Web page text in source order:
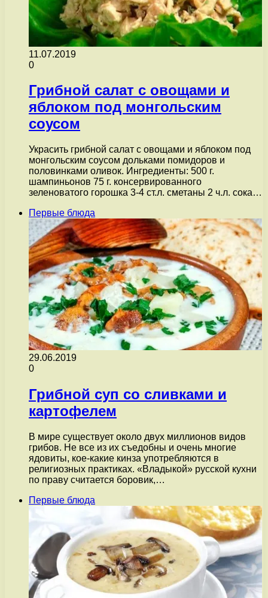
11.07.2019
0
Грибной салат с овощами и
яблоком под монгольским
соусом
Украсить грибной салат с овощами и яблоком под
монгольским соусом дольками помидоров и
половинками оливок. Ингредиенты: 500 г.
шампиньонов 75 г. консервированного
зеленоватого горошка 3-4 ст.л. сметаны 2 ч.л. сока…
Первые блюда
29.06.2019
0
Грибной суп со сливками и
картофелем
В мире существует около двух миллионов видов
грибов. Не все из их съедобны и очень многие
ядовиты, кое-какие кинза употребляются в
религиозных практиках. «Владыкой» русской кухни
по праву считается боровик,…
Первые блюда